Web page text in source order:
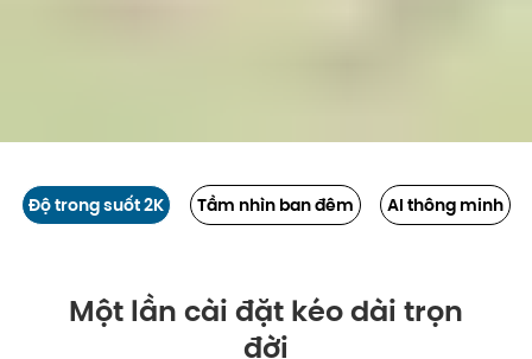
Độ trong suốt 2K Tầm nhìn ban đêm AI thông minh
Một lần cài đặt kéo dài trọn
đời